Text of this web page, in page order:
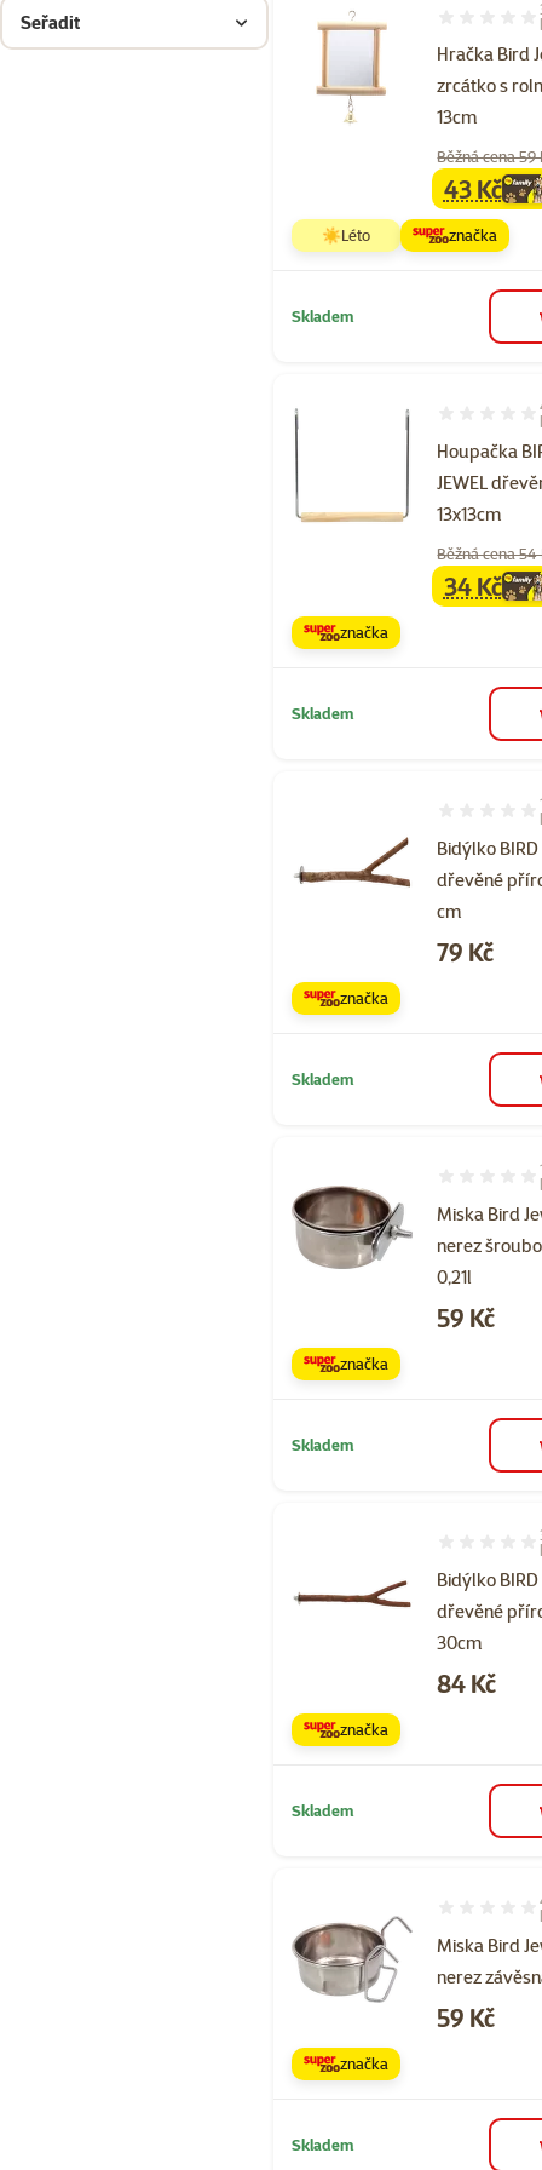
Seřadit
Hračka Bird
zrcátko s
13cm
Hodnocení
Běžná cena 59
family
43 Kč
☀️Léto značka
Skladem
Houpačka
JEWEL
13x13cm
Hodnocení
Běžná cena 54
family
34 Kč
značka
Skladem
Bidýlko BIRD
dřevěné
cm
Hodnocení
Cena
79 Kč
značka
Skladem
Miska Bird
nerez
0,21l
Hodnocení
Cena
59 Kč
značka
Skladem
Bidýlko BIRD
dřevěné
30cm
Hodnocení
Cena
84 Kč
značka
Skladem
Miska Bird
nerez
Hodnocení
Cena
59 Kč
značka
Skladem